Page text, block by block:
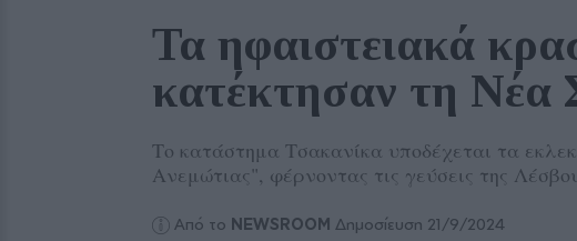
Τα ηφαιστειακά
κατέκτησαν τη Νέα
Το κατάστημα Τσακανίκα υποδέχεται τα
Ανεμώτιας", φέρνοντας τις γεύσεις της
Από το NEWSROOM Δημοσίευση 21/9/2024